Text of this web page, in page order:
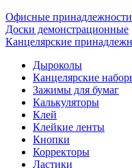
Офисные принадлежности
Доски демонстрационные
Канцелярские
Дыроколы
Канцелярские
Зажимы для бумаг
Калькуляторы
Клей
Клейкие ленты
Кнопки
Корректоры
Ластики